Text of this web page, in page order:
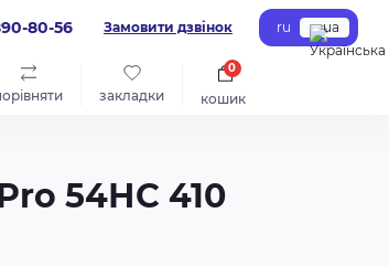
80-56 Замовити дзвінок ru ua
закладки кошик
0
54НС 410